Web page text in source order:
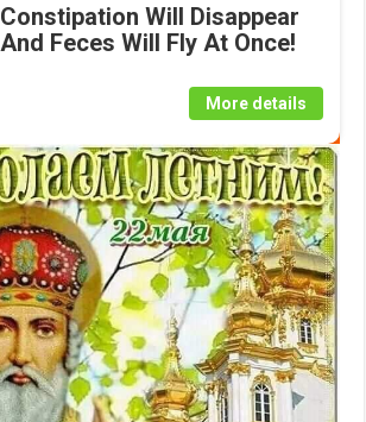
Constipation Will Disappear
And Feces Will Fly At Once!
More details